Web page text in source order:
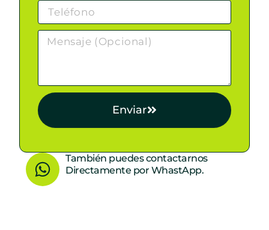
Enviar
W
h
También puedes contactarnos
Directamente por WhastApp.